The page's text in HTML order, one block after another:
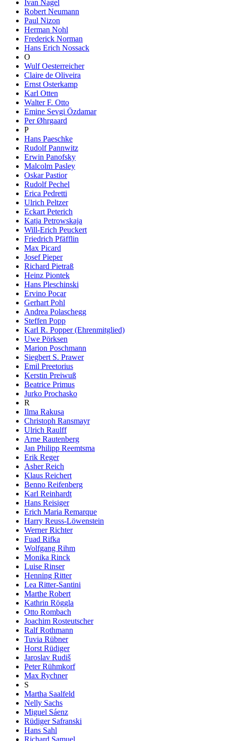
Ivan Nagel
Robert Neumann
Paul Nizon
Herman Nohl
Frederick Norman
Hans Erich Nossack
O
Wulf Oesterreicher
Claire de Oliveira
Ernst Osterkamp
Karl Otten
Walter F. Otto
Emine Sevgi Özdamar
Per Øhrgaard
P
Hans Paeschke
Rudolf Pannwitz
Erwin Panofsky
Malcolm Pasley
Oskar Pastior
Rudolf Pechel
Erica Pedretti
Ulrich Peltzer
Eckart Peterich
Katja Petrowskaja
Will-Erich Peuckert
Friedrich Pfäfflin
Max Picard
Josef Pieper
Richard Pietraß
Heinz Piontek
Hans Pleschinski
Ervino Pocar
Gerhart Pohl
Andrea Polaschegg
Steffen Popp
Karl R. Popper (Ehrenmitglied)
Uwe Pörksen
Marion Poschmann
Siegbert S. Prawer
Emil Preetorius
Kerstin Preiwuß
Beatrice Primus
Jurko Prochasko
R
Ilma Rakusa
Christoph Ransmayr
Ulrich Raulff
Arne Rautenberg
Jan Philipp Reemtsma
Erik Reger
Asher Reich
Klaus Reichert
Benno Reifenberg
Karl Reinhardt
Hans Reisiger
Erich Maria Remarque
Harry Reuss-Löwenstein
Werner Richter
Fuad Rifka
Wolfgang Rihm
Monika Rinck
Luise Rinser
Henning Ritter
Lea Ritter-Santini
Marthe Robert
Kathrin Röggla
Otto Rombach
Joachim Rosteutscher
Ralf Rothmann
Tuvia Rübner
Horst Rüdiger
Jaroslav Rudiš
Peter Rühmkorf
Max Rychner
S
Martha Saalfeld
Nelly Sachs
Miguel Sáenz
Rüdiger Safranski
Hans Sahl
Richard Samuel